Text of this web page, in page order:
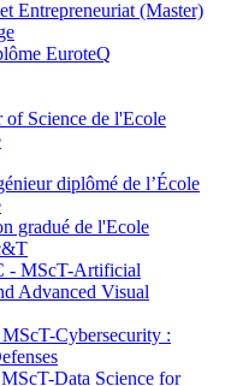
Entrepreneuriat (Master)
EuroteQ
of Science de l'Ecole
diplômé de l’École
gradué de l'Ecole
- MScT-Artificial
Advanced Visual
Cybersecurity :
Data Science for